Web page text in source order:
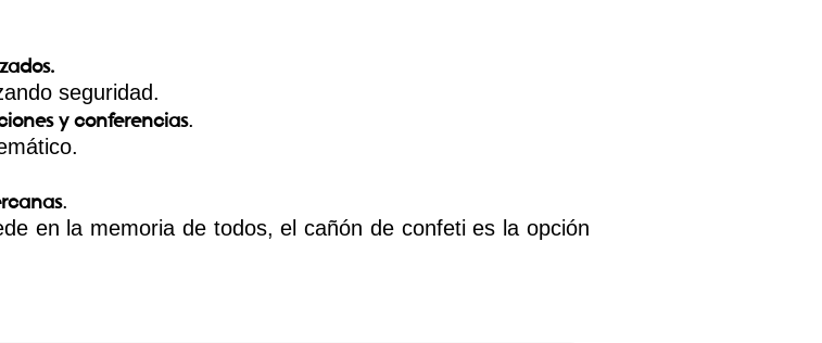
seguridad.
y conferencias.
.
en la memoria de todos, el cañón de confeti es la opción